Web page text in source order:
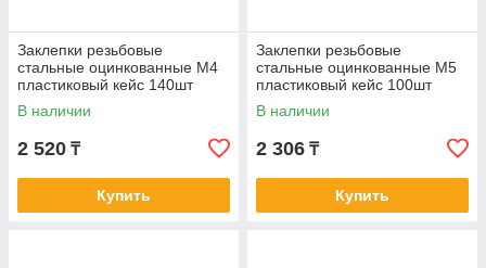
Заклепки резьбовые
стальные оцинкованные М4
пластиковый кейс 140шт
DENZEL 40601
В наличии
2 520 ₸
Купить
Заклепки резьбовые
стальные оцинкованные М5
пластиковый кейс 100шт
DENZEL 40602
В наличии
2 306 ₸
Купить